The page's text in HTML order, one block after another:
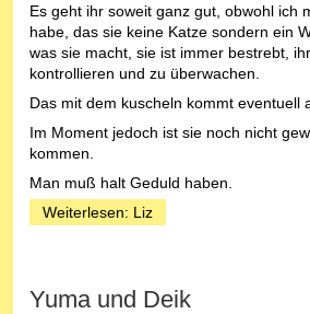
Es geht ihr soweit ganz gut, obwohl ich
habe, das sie keine Katze sondern ein
was sie macht, sie ist immer bestrebt,
kontrollieren und zu überwachen.
Das mit dem kuscheln kommt eventuell
Im Moment jedoch ist sie noch nicht
kommen.
Man muß halt Geduld haben.
Weiterlesen: Liz
Yuma und Deik